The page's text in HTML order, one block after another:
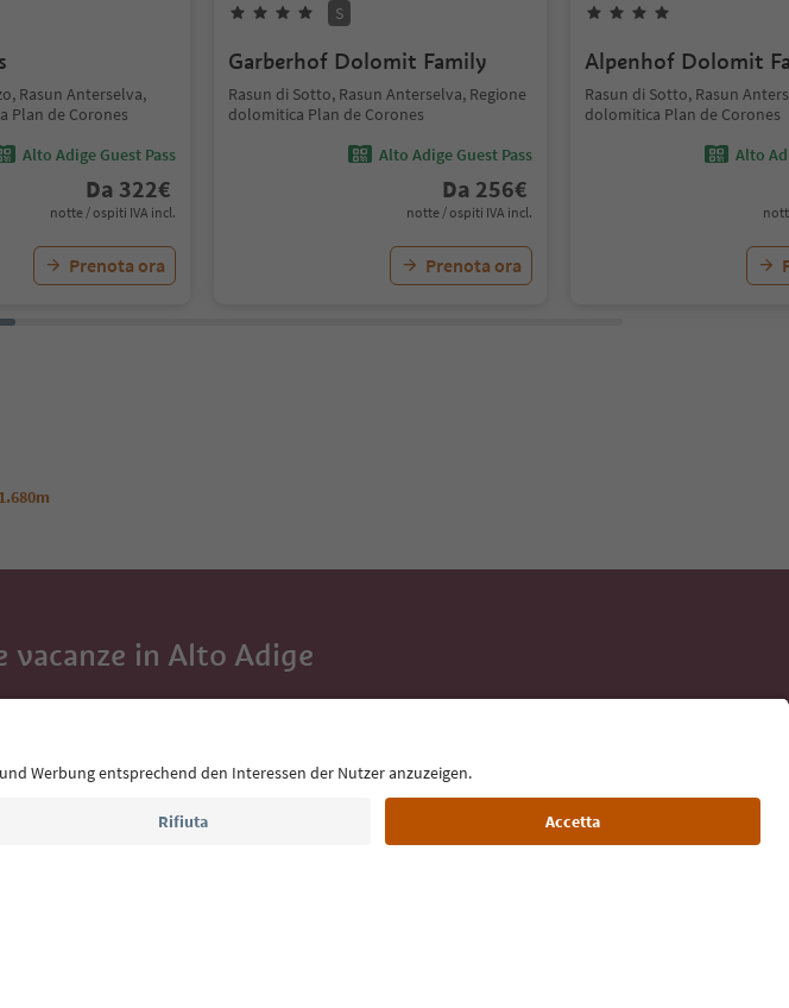
Rasun Anterselva,
Plan de Corones
Alto Adige Guest Pass
Da 322€
notte / ospiti IVA incl.
Prenota ora
S
Garberhof Dolomit Family
Rasun di Sotto, Rasun Anterselva, Regione
dolomitica Plan de Corones
Alto Adige Guest Pass
Da 256€
notte / ospiti IVA incl.
Prenota ora
Alpenhof Dolomit
Rasun di Sotto, Rasun
dolomitica Plan de Corones
Alto
vacanze in Alto Adige
ricevi consigli per le tue vacanze,